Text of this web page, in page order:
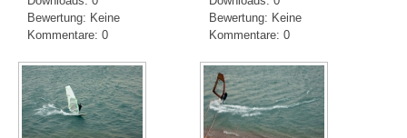
Bewertung: Keine
Kommentare: 0
Bewertung: Keine
Kommentare: 0